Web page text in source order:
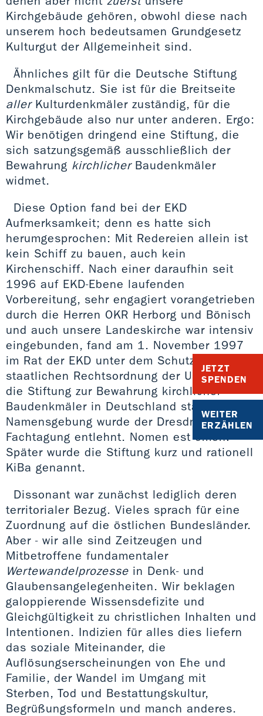
JETZT
SPENDEN
WEITER
ERZÄHLEN
Kirchgebäude gehören, obwohl diese nach
unserem hoch bedeutsamen Grundgesetz
Kulturgut der Allgemeinheit sind.
Ähnliches gilt für die Deutsche Stiftung
Denkmalschutz. Sie ist für die Breitseite
allerKulturdenkmäler zuständig, für die
Kirchgebäude also nur unter anderen. Ergo:
Wir benötigen dringend eine Stiftung, die
sich satzungsgemäß ausschließlich der
Bewahrung kirchlicherBaudenkmäler
widmet.
Diese Option fand bei der EKD
Aufmerksamkeit; denn es hatte sich
herumgesprochen: Mit Redereien allein ist
kein Schiff zu bauen, auch kein
Kirchenschiff. Nach einer daraufhin seit
1996 auf EKD-Ebene laufenden
Vorbereitung, sehr engagiert vorangetrieben
durch die Herren OKR Herborg und Bönisch
und auch unsere Landeskirche war intensiv
eingebunden, fand am 1. November 1997
im Rat der EKD unter dem Schutz unserer
staatlichen Rechtsordnung der Urknall für
die Stiftung zur Bewahrung kirchlicher
Baudenkmäler in Deutschland statt. Die
Namensgebung wurde der Dresdner
Fachtagung entlehnt. Nomen est omen!
Später wurde die Stiftung kurz und rationell
KiBa genannt.
Dissonant war zunächst lediglich deren
territorialer Bezug. Vieles sprach für eine
Zuordnung auf die östlichen Bundesländer.
Aber - wir alle sind Zeitzeugen und
Mitbetroffene fundamentaler
Wertewandelprozesse in Denk- und
Glaubensangelegenheiten. Wir beklagen
galoppierende Wissensdefizite und
Gleichgültigkeit zu christlichen Inhalten und
Intentionen. Indizien für alles dies liefern
das soziale Miteinander, die
Auflösungserscheinungen von Ehe und
Familie, der Wandel im Umgang mit
Sterben, Tod und Bestattungskultur,
Begrüßungsformeln und manch anderes.